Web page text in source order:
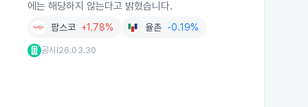
에는 해당하지 않는다고 밝혔습니다.
팜스코 +1.78% 율촌 -0.19%
공시 26.03.30